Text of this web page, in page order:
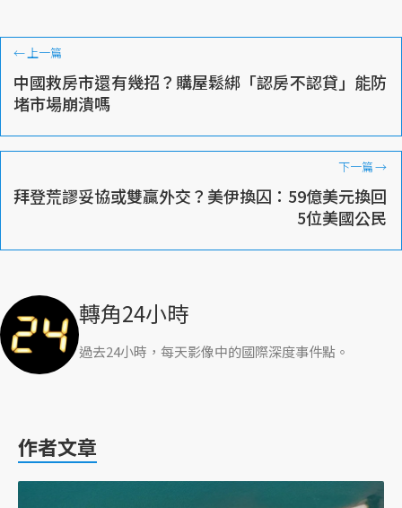
← 上一篇
中國救房市還有幾招？購屋鬆綁「認房不認貸」能防
堵市場崩潰嗎
下一篇→
拜登荒謬妥協或雙贏外交？美伊換囚：59億美元換回
5位美國公民
轉角24小時
過去24小時，每天影像中的國際深度事件點。
作者文章